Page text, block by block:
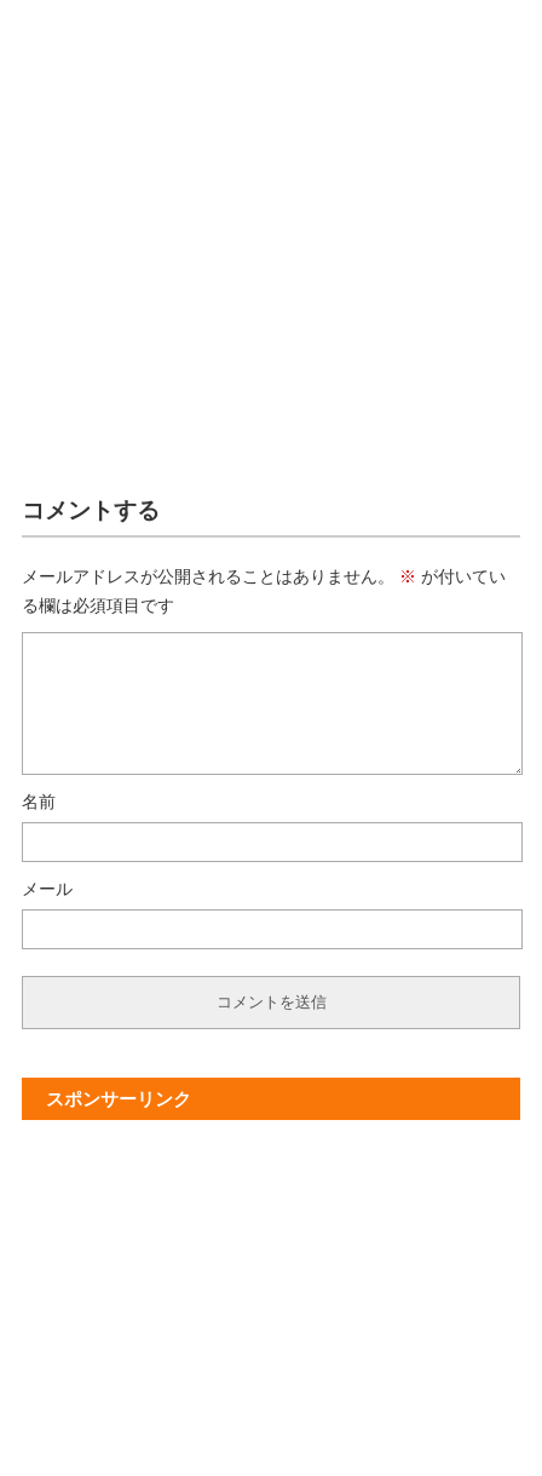
コメントする
メールアドレスが公開されることはありません。 ※ が付いてい
る欄は必須項目です
名前
メール
スポンサーリンク